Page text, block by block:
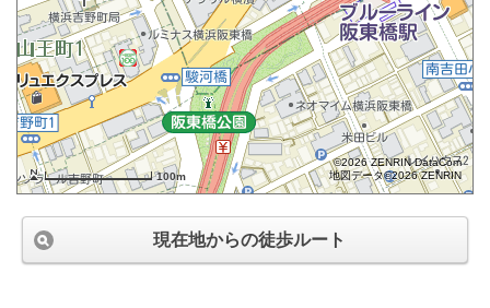
100m
©2026 ZENRIN DataCom
地図データ©2026 ZENRIN
現在地からの徒歩ルート